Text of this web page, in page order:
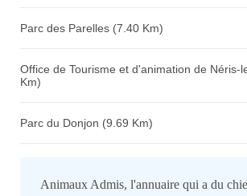
Parc des Parelles (7.40 Km)
Office de Tourisme et d'animation de Néris-
Km)
Parc du Donjon (9.69 Km)
Animaux Admis, l'annuaire qui a du